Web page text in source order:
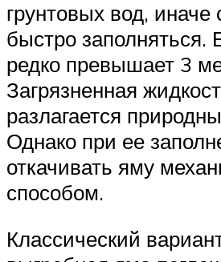
грунтовых вод, иначе
быстро заполняться.
редко превышает 3
Загрязненная
разлагается
Однако при ее
откачивать яму
способом.
Классический